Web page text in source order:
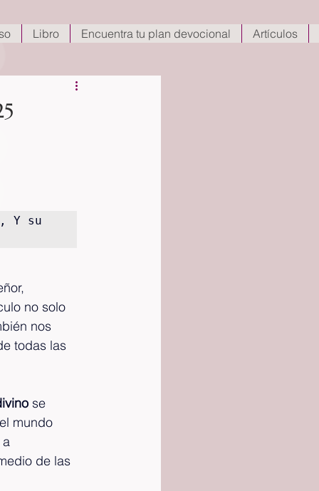
Libro Encuentra tu plan devocional Artículos
Y su
no solo
nos
todas las
se
mundo
a
de las